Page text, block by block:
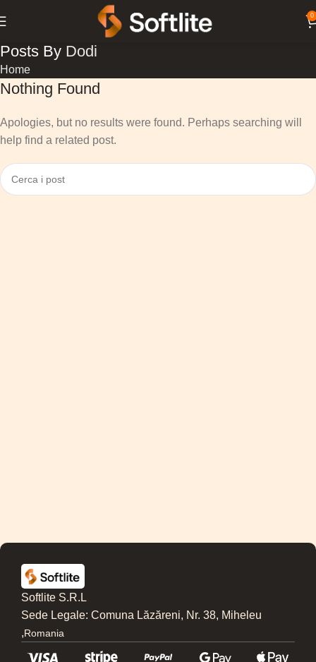
0
Posts By Dodi
Home
Nothing Found
Apologies, but no results were found. Perhaps searching will
help find a related post.
Softlite S.R.L
Sede Legale: Comuna Lăzăreni, Nr. 38, Miheleu
,Romania